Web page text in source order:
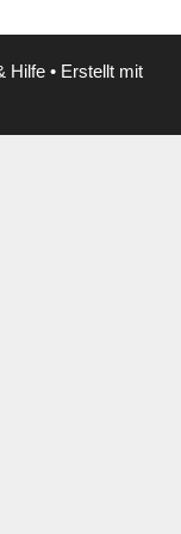
Hilfe • Erstellt mit